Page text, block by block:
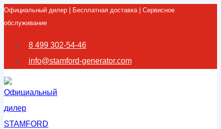
Перейти
к
содержимому
Официальный дилер | Бесплатная доставка | Сервисное
обслуживание
8 499 302-54-46
info@stamford-generator.com